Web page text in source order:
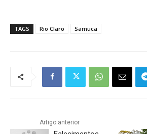
TAGS Rio Claro Samuca
Artigo anterior